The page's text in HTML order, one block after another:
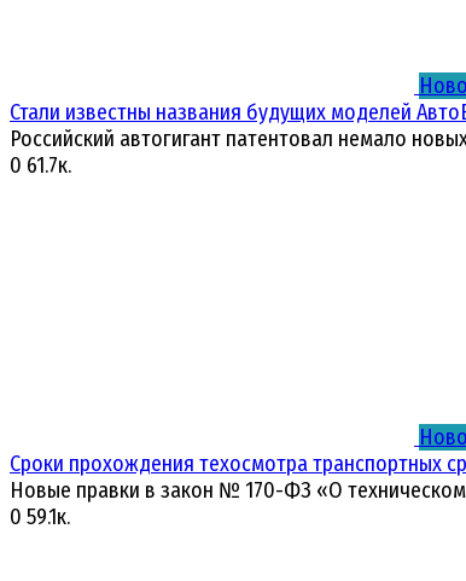
Стали известны названия будущих моделей
Российский автогигант патентовал немало
0 61.7к.
Сроки прохождения техосмотра транспортных
Новые правки в закон № 170-ФЗ «О
0 59.1к.